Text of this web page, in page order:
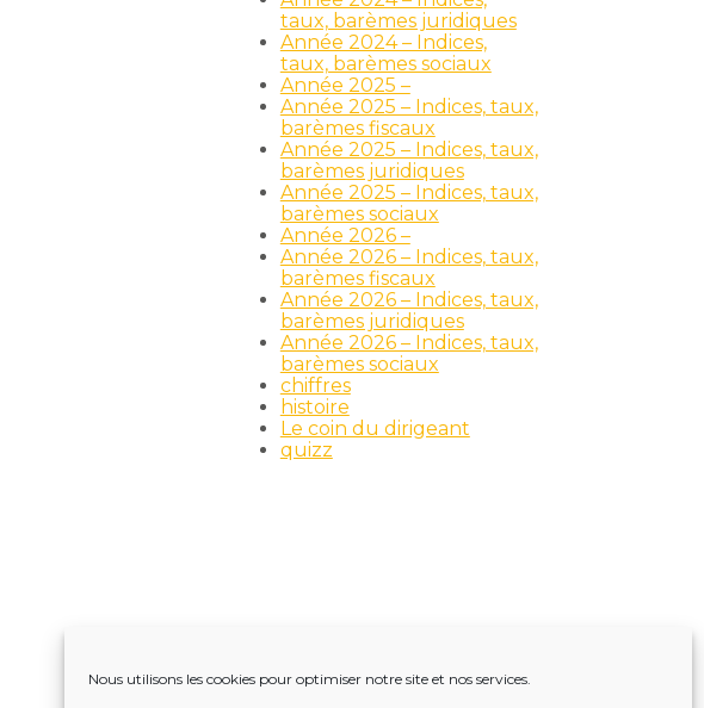
Nous utilisons les cookies pour optimiser notre site et nos services.
taux, barèmes juridiques
Année 2024 – Indices,
taux, barèmes sociaux
Année 2025 –
Année 2025 – Indices, taux,
barèmes fiscaux
Année 2025 – Indices, taux,
barèmes juridiques
Année 2025 – Indices, taux,
barèmes sociaux
Année 2026 –
Année 2026 – Indices, taux,
barèmes fiscaux
Année 2026 – Indices, taux,
barèmes juridiques
Année 2026 – Indices, taux,
barèmes sociaux
chiffres
histoire
Le coin du dirigeant
quizz